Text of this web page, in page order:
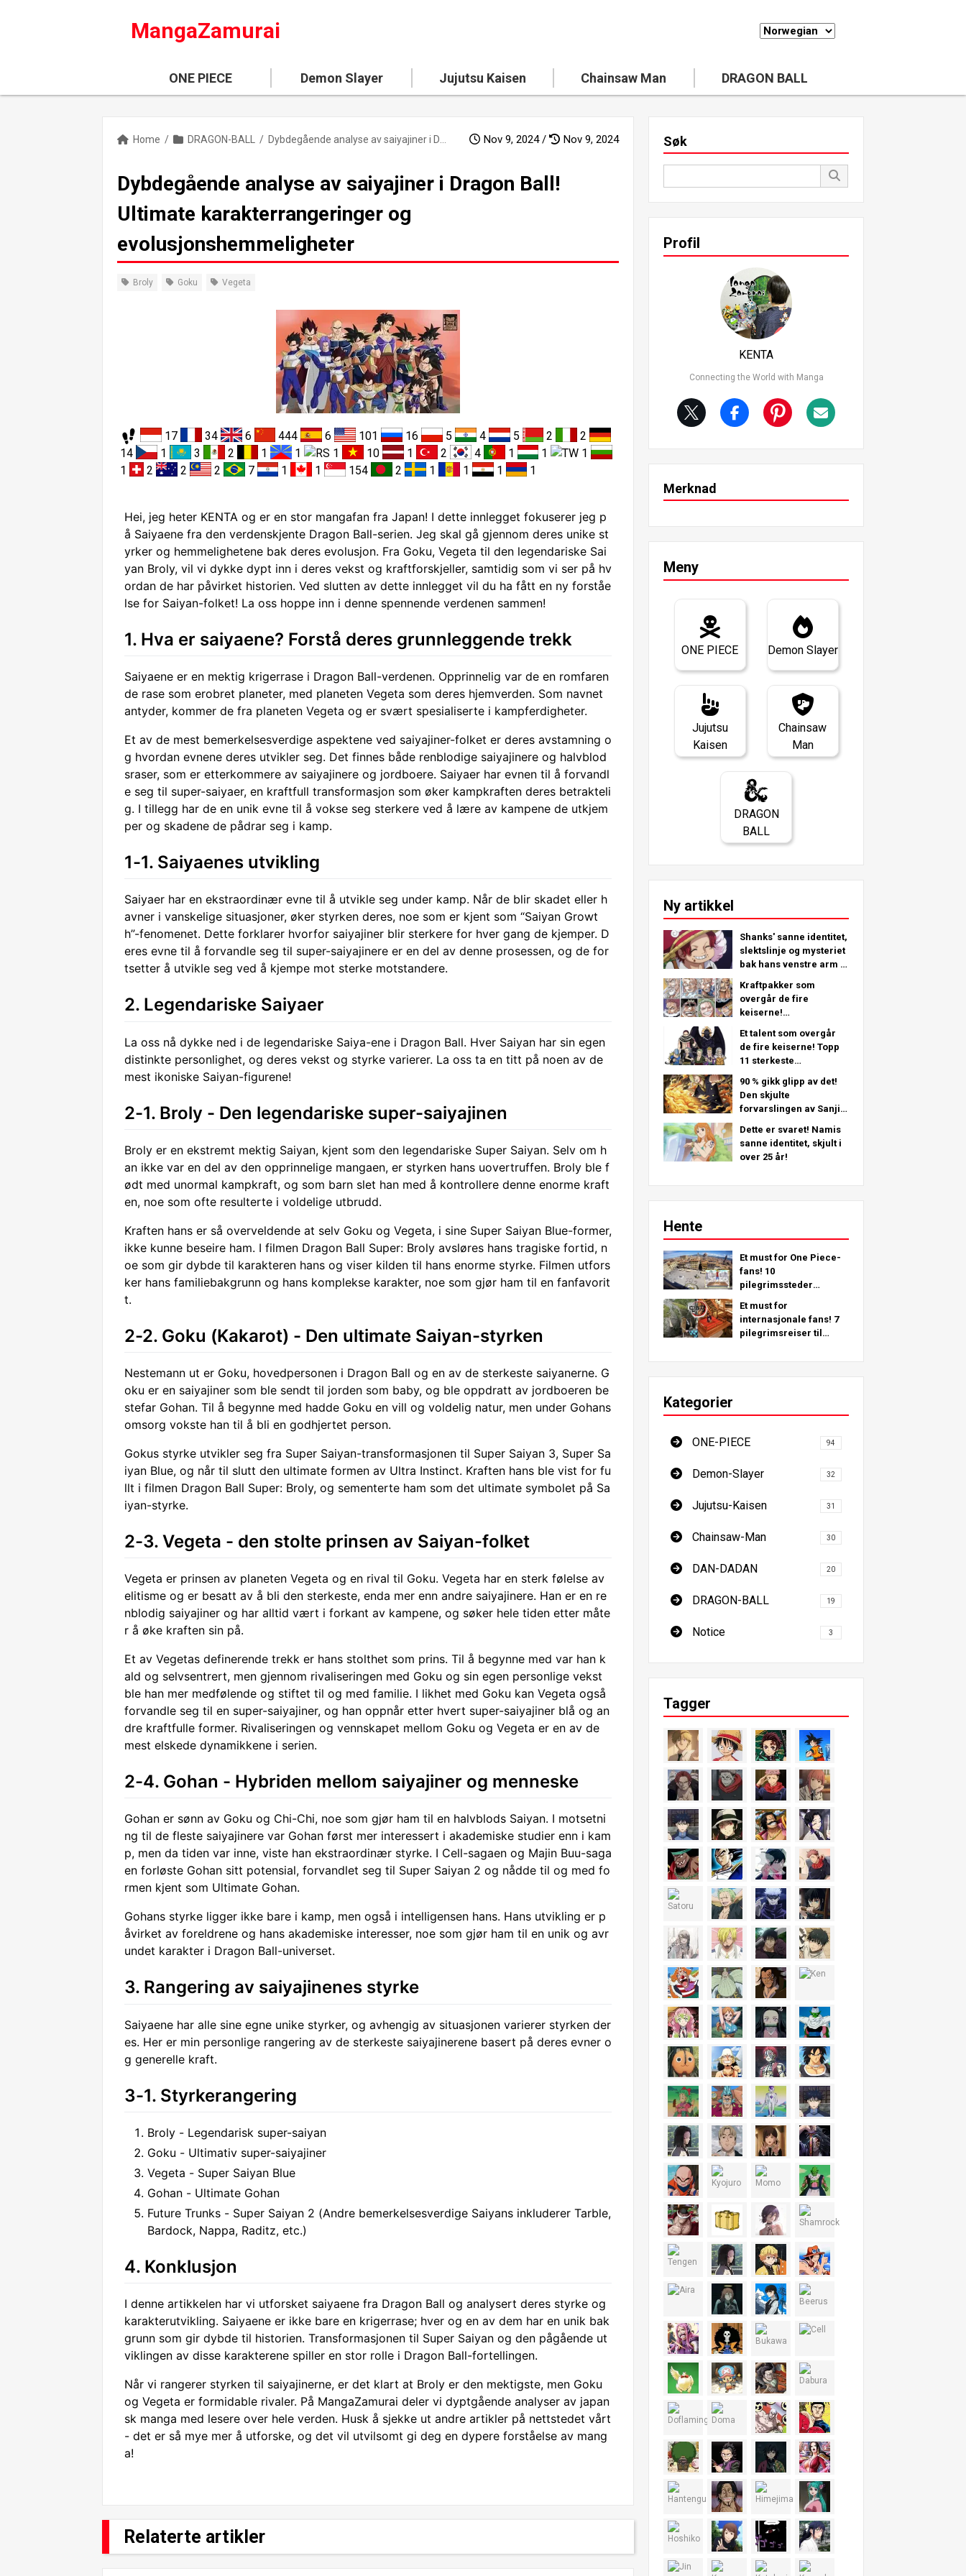
MangaZamurai
ONE PIECE Demon Slayer Jujutsu Kaisen Chainsaw Man DRAGON BALL
Home / DRAGON-BALL / Nov 9, 2024 / Nov 9, 2024
Dybdegående analyse av saiyajiner i Dragon Ball!
Ultimate karakterrangeringer og
evolusjonshemmeligheter
Broly Goku Vegeta
17 34 6 444 6 101 16 5 4 5 2
2
14
1 3 2 1 1 1 10 1 2 4 1 1
1
1
2 2 2 7 1 1 154 2 1 1 1 1
Hei, jeg heter KENTA og er en stor mangafan fra Japan! I dette innlegget fokuserer jeg p
å Saiyaene fra den verdenskjente Dragon Ball-serien. Jeg skal gå gjennom deres unike st
yrker og hemmelighetene bak deres evolusjon. Fra Goku, Vegeta til den legendariske Sai
yan Broly, vil vi dykke dypt inn i deres vekst og kraftforskjeller, samtidig som vi ser på hv
ordan de har påvirket historien. Ved slutten av dette innlegget vil du ha fått en ny forståe
lse for Saiyan-folket! La oss hoppe inn i denne spennende verdenen sammen!
1. Hva er saiyaene? Forstå deres grunnleggende trekk
Saiyaene er en mektig krigerrase i Dragon Ball-verdenen. Opprinnelig var de en romfaren
de rase som erobret planeter, med planeten Vegeta som deres hjemverden. Som navnet
antyder, kommer de fra planeten Vegeta og er svært spesialiserte i kampferdigheter.
Et av de mest bemerkelsesverdige aspektene ved saiyajiner-folket er deres avstamning o
g hvordan evnene deres utvikler seg. Det finnes både renblodige saiyajinere og halvblod
sraser, som er etterkommere av saiyajinere og jordboere. Saiyaer har evnen til å forvandl
e seg til super-saiyaer, en kraftfull transformasjon som øker kampkraften deres betrakteli
g. I tillegg har de en unik evne til å vokse seg sterkere ved å lære av kampene de utkjem
per og skadene de pådrar seg i kamp.
1-1. Saiyaenes utvikling
Saiyaer har en ekstraordinær evne til å utvikle seg under kamp. Når de blir skadet eller h
avner i vanskelige situasjoner, øker styrken deres, noe som er kjent som “Saiyan Growt
h”-fenomenet. Dette forklarer hvorfor saiyajiner blir sterkere for hver gang de kjemper. D
eres evne til å forvandle seg til super-saiyajinere er en del av denne prosessen, og de for
tsetter å utvikle seg ved å kjempe mot sterke motstandere.
2. Legendariske Saiyaer
La oss nå dykke ned i de legendariske Saiya-ene i Dragon Ball. Hver Saiyan har sin egen
distinkte personlighet, og deres vekst og styrke varierer. La oss ta en titt på noen av de
mest ikoniske Saiyan-figurene!
2-1. Broly - Den legendariske super-saiyajinen
Broly er en ekstremt mektig Saiyan, kjent som den legendariske Super Saiyan. Selv om h
an ikke var en del av den opprinnelige mangaen, er styrken hans uovertruffen. Broly ble f
ødt med unormal kampkraft, og som barn slet han med å kontrollere denne enorme kraft
en, noe som ofte resulterte i voldelige utbrudd.
Kraften hans er så overveldende at selv Goku og Vegeta, i sine Super Saiyan Blue-former,
ikke kunne beseire ham. I filmen Dragon Ball Super: Broly avsløres hans tragiske fortid, n
oe som gir dybde til karakteren hans og viser kilden til hans enorme styrke. Filmen utfors
ker hans familiebakgrunn og hans komplekse karakter, noe som gjør ham til en fanfavorit
t.
2-2. Goku (Kakarot) - Den ultimate Saiyan-styrken
Nestemann ut er Goku, hovedpersonen i Dragon Ball og en av de sterkeste saiyanerne. G
oku er en saiyajiner som ble sendt til jorden som baby, og ble oppdratt av jordboeren be
stefar Gohan. Til å begynne med hadde Goku en vill og voldelig natur, men under Gohans
omsorg vokste han til å bli en godhjertet person.
Gokus styrke utvikler seg fra Super Saiyan-transformasjonen til Super Saiyan 3, Super Sa
iyan Blue, og når til slutt den ultimate formen av Ultra Instinct. Kraften hans ble vist for fu
llt i filmen Dragon Ball Super: Broly, og sementerte ham som det ultimate symbolet på Sa
iyan-styrke.
2-3. Vegeta - den stolte prinsen av Saiyan-folket
Vegeta er prinsen av planeten Vegeta og en rival til Goku. Vegeta har en sterk følelse av
elitisme og er besatt av å bli den sterkeste, enda mer enn andre saiyajinere. Han er en re
nblodig saiyajiner og har alltid vært i forkant av kampene, og søker hele tiden etter måte
r å øke kraften sin på.
Et av Vegetas definerende trekk er hans stolthet som prins. Til å begynne med var han k
ald og selvsentrert, men gjennom rivaliseringen med Goku og sin egen personlige vekst
ble han mer medfølende og stiftet til og med familie. I likhet med Goku kan Vegeta også
forvandle seg til en super-saiyajiner, og han oppnår etter hvert super-saiyajiner blå og an
dre kraftfulle former. Rivaliseringen og vennskapet mellom Goku og Vegeta er en av de
mest elskede dynamikkene i serien.
2-4. Gohan - Hybriden mellom saiyajiner og menneske
Gohan er sønn av Goku og Chi-Chi, noe som gjør ham til en halvblods Saiyan. I motsetni
ng til de fleste saiyajinere var Gohan først mer interessert i akademiske studier enn i kam
p, men da tiden var inne, viste han ekstraordinær styrke. I Cell-sagaen og Majin Buu-saga
en forløste Gohan sitt potensial, forvandlet seg til Super Saiyan 2 og nådde til og med fo
rmen kjent som Ultimate Gohan.
Gohans styrke ligger ikke bare i kamp, men også i intelligensen hans. Hans utvikling er p
åvirket av foreldrene og hans akademiske interesser, noe som gjør ham til en unik og avr
undet karakter i Dragon Ball-universet.
3. Rangering av saiyajinenes styrke
Saiyaene har alle sine egne unike styrker, og avhengig av situasjonen varierer styrken der
es. Her er min personlige rangering av de sterkeste saiyajinerene basert på deres evner o
g generelle kraft.
3-1. Styrkerangering
Broly - Legendarisk super-saiyan
Goku - Ultimativ super-saiyajiner
Vegeta - Super Saiyan Blue
Gohan - Ultimate Gohan
Future Trunks - Super Saiyan 2 (Andre bemerkelsesverdige Saiyans inkluderer Tarble,
Bardock, Nappa, Raditz, etc.)
4. Konklusjon
I denne artikkelen har vi utforsket saiyaene fra Dragon Ball og analysert deres styrke og
karakterutvikling. Saiyaene er ikke bare en krigerrase; hver og en av dem har en unik bak
grunn som gir dybde til historien. Transformasjonen til Super Saiyan og den pågående ut
viklingen av disse karakterene spiller en stor rolle i Dragon Ball-fortellingen.
Når vi rangerer styrken til saiyajinerne, er det klart at Broly er den mektigste, men Goku
og Vegeta er formidable rivaler. På MangaZamurai deler vi dyptgående analyser av japan
sk manga med lesere over hele verden. Husk å sjekke ut andre artikler på nettstedet vårt
- det er så mye mer å utforske, og det vil utvilsomt gi deg en dypere forståelse av mang
a!
Relaterte artikler
Søk
Profil
KENTA
Connecting the World with Manga
Merknad
Meny
ONE PIECE Demon Slayer
Jujutsu
Kaisen
Chainsaw
Man
DRAGON
BALL
Ny artikkel
Shanks' sanne identitet,
slektslinje og mysteriet
bak hans venstre arm -
det siste kapittelet!
Kraftpakker som
overgår de fire
keiserne!
Piratmannskap nr. 2
Sterkeste rangering
TOPP 11 (Fra 5. til 1.)
Et talent som overgår
de fire keiserne! Topp
11 sterkeste
karakterer (fra 11. til 6.
plass)
90 % gikk glipp av det!
Den skjulte
forvarslingen av Sanji i
Dette er svaret! Namis
sanne identitet, skjult i
over 25 år!
Hente
Et must for One Piece-
fans! 10
pilegrimssteder
steder rundt om i
verden!
Et must for
internasjonale fans! 7
pilegrimsreiser til
Kategorier
ONE-PIECE 94
Demon-Slayer 32
Jujutsu-Kaisen 31
Chainsaw-Man 30
DAN-DADAN 20
DRAGON-BALL 19
Notice 3
Tagger